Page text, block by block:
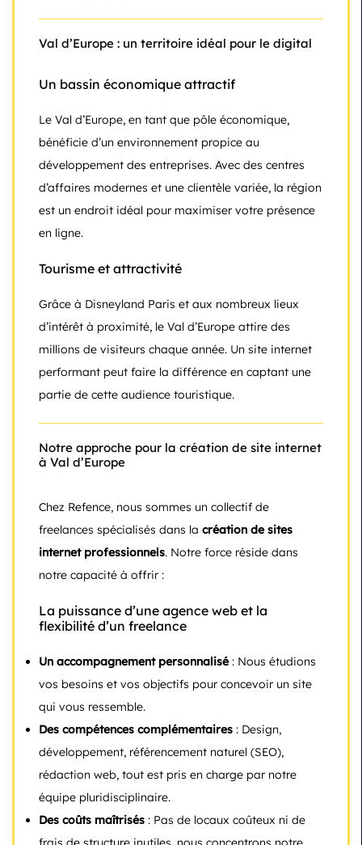
Val d’Europe : un territoire idéal pour le digital
Un bassin économique attractif
Le Val d’Europe, en tant que pôle économique,
bénéficie d’un environnement propice au
développement des entreprises. Avec des centres
d’affaires modernes et une clientèle variée, la région
est un endroit idéal pour maximiser votre présence
en ligne.
Tourisme et attractivité
Grâce à Disneyland Paris et aux nombreux lieux
d’intérêt à proximité, le Val d’Europe attire des
millions de visiteurs chaque année. Un site internet
performant peut faire la différence en captant une
partie de cette audience touristique.
Notre approche pour la création de site internet
à Val d’Europe
Chez Refence, nous sommes un collectif de
freelances spécialisés dans la création de sites
internet professionnels. Notre force réside dans
notre capacité à offrir :
La puissance d’une agence web et la
flexibilité d’un freelance
Un accompagnement personnalisé: Nous étudions
vos besoins et vos objectifs pour concevoir un site
qui vous ressemble.
Des compétences complémentaires : Design,
développement, référencement naturel (SEO),
rédaction web, tout est pris en charge par notre
équipe pluridisciplinaire.
Des coûts maîtrisés : Pas de locaux coûteux ni de